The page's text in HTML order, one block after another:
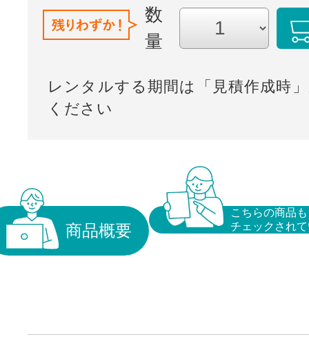
数
量
レンタルする期間は「見積作成時
ください
商品概要
こちらの商品も
チェックされ